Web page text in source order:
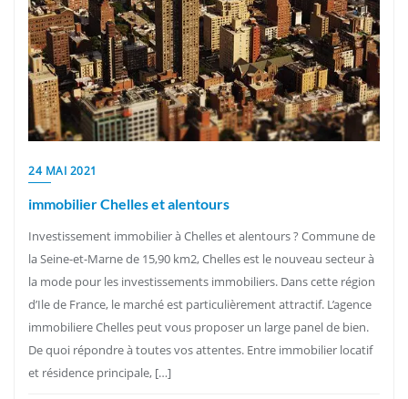
24 MAI 2021
immobilier Chelles et alentours
Investissement immobilier à Chelles et alentours ? Commune de
la Seine-et-Marne de 15,90 km2, Chelles est le nouveau secteur à
la mode pour les investissements immobiliers. Dans cette région
d’Ile de France, le marché est particulièrement attractif. L’agence
immobiliere Chelles peut vous proposer un large panel de bien.
De quoi répondre à toutes vos attentes. Entre immobilier locatif
et résidence principale, […]